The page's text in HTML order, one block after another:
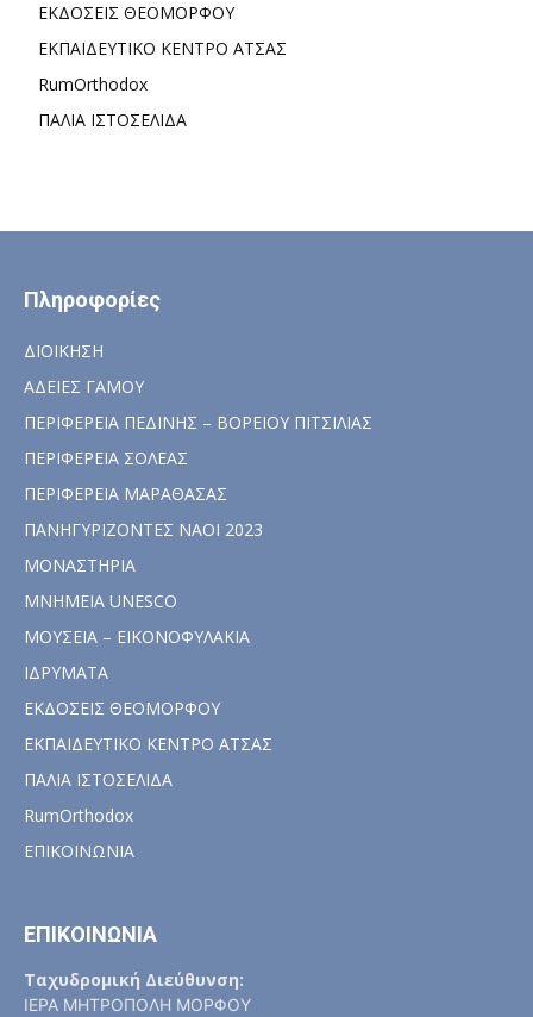
ΕΚΔΟΣΕΙΣ ΘΕΟΜΟΡΦΟΥ
ΕΚΠΑΙΔΕΥΤΙΚΟ ΚΕΝΤΡΟ ΑΤΣΑΣ
RumOrthodox
ΠΑΛΙΑ ΙΣΤΟΣΕΛΙΔΑ
Πληροφορίες
ΔΙΟΙΚΗΣΗ
ΑΔΕΙΕΣ ΓΑΜΟΥ
ΠΕΡΙΦΕΡΕΙΑ ΠΕΔΙΝΗΣ – ΒΟΡΕΙΟΥ ΠΙΤΣΙΛΙΑΣ
ΠΕΡΙΦΕΡΕΙΑ ΣΟΛΕΑΣ
ΠΕΡΙΦΕΡΕΙΑ ΜΑΡΑΘΑΣΑΣ
ΠΑΝΗΓΥΡΙΖΟΝΤΕΣ ΝΑΟΙ 2023
ΜΟΝΑΣΤΗΡΙΑ
ΜΝΗΜΕΙΑ UNESCO
ΜΟΥΣΕΙΑ – ΕΙΚΟΝΟΦΥΛΑΚΙΑ
ΙΔΡΥΜΑΤΑ
ΕΚΔΟΣΕΙΣ ΘΕΟΜΟΡΦΟΥ
ΕΚΠΑΙΔΕΥΤΙΚΟ ΚΕΝΤΡΟ ΑΤΣΑΣ
ΠΑΛΙΑ ΙΣΤΟΣΕΛΙΔΑ
RumOrthodox
ΕΠΙΚΟΙΝΩΝΙΑ
ΕΠΙΚΟΙΝΩΝΙΑ
Ταχυδρομική Διεύθυνση:
ΙΕΡΑ ΜΗΤΡΟΠΟΛΗ ΜΟΡΦΟΥ